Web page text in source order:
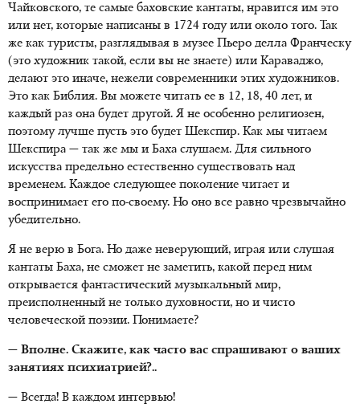
Чайковского, те самые баховские кантаты, нравится им это
или нет, которые написаны в 1724 году или около того. Так
же как туристы, разглядывая в музее Пьеро делла Франческу
(это художник такой, если вы не знаете) или Караваджо,
делают это иначе, нежели современники этих художников.
Это как Библия. Вы можете читать ее в 12, 18, 40 лет, и
каждый раз она будет другой. Я не особенно религиозен,
поэтому лучше пусть это будет Шекспир. Как мы читаем
Шекспира — так же мы и Баха слушаем. Для сильного
искусства предельно естественно существовать над
временем. Каждое следующее поколение читает и
воспринимает его по-своему. Но оно все равно чрезвычайно
убедительно.
Я не верю в Бога. Но даже неверующий, играя или слушая
кантаты Баха, не сможет не заметить, какой перед ним
открывается фантастический музыкальный мир,
преисполненный не только духовности, но и чисто
человеческой поэзии. Понимаете?
— Вполне. Скажите, как часто вас спрашивают о ваших
занятиях психиатрией?..
— Всегда! В каждом интервью!